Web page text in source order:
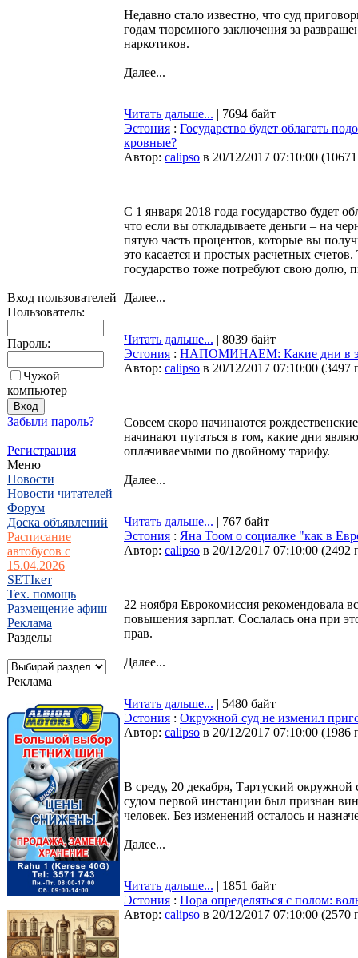
Вход пользователей
Пользователь:
Пароль:
Чужой
компьютер
Забыли пароль?
Регистрация
Меню
Новости
Новости читателей
Форум
Доска объявлений
Расписание
автобусов с
15.04.2026
SETIкет
Тех. помощь
Размещение афиш
Реклама
Разделы
Реклама
Недавно стало известно, что суд
годам тюремного заключения за
наркотиков.
Далее...
Читать дальше... | 7694 байт
Эстония : Государство будет облагать
кровные?
Автор: calipso в 20/12/2017 07:10:00 (
С 1 января 2018 года государство будет
что если вы откладываете деньги – на
пятую часть процентов, которые вы
это касается и простых расчетных
государство тоже потребуют свою долю,
Далее...
Читать дальше... | 8039 байт
Эстония : НАПОМИНАЕМ: Какие дни в
Автор: calipso в 20/12/2017 07:10:00 (3497
Совсем скоро начинаются
начинают путаться в том, какие дни
оплачиваемыми по двойному тарифу.
Далее...
Читать дальше... | 767 байт
Эстония : Яна Тоом о социалке "как в
Автор: calipso в 20/12/2017 07:10:00 (2492
22 ноября Еврокомиссия рекомендовала
повышения зарплат. Сослалась она при
прав.
Далее...
Читать дальше... | 5480 байт
Эстония : Окружной суд не изменил
Автор: calipso в 20/12/2017 07:10:00 (1986
В среду, 20 декабря, Тартуский
судом первой инстанции был признан
человек. Без изменений осталось и
Далее...
Читать дальше... | 1851 байт
Эстония : Пора определяться с полом:
Автор: calipso в 20/12/2017 07:10:00 (2570